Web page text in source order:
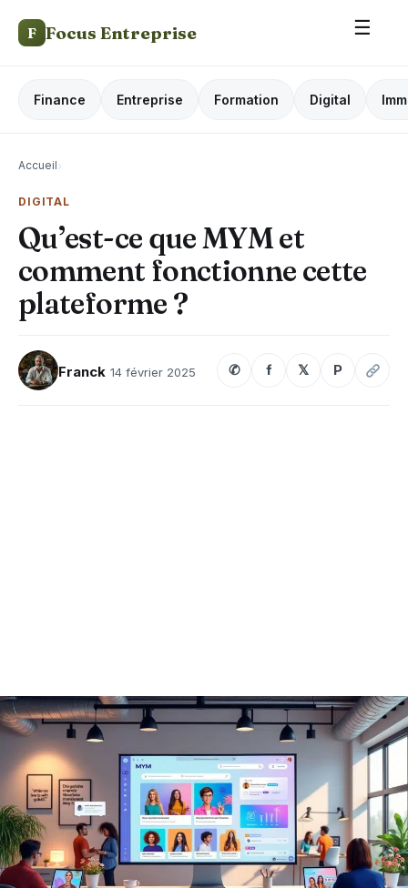
F Focus Entreprise ☰
Finance Entreprise Formation Digital
Accueil›
DIGITAL
Qu’est-ce que MYM et
comment fonctionne cette
plateforme ?
Franck 14 février 2025 ✆ f 𝕏 P